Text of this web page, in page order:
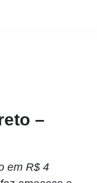
–
em R$ 4